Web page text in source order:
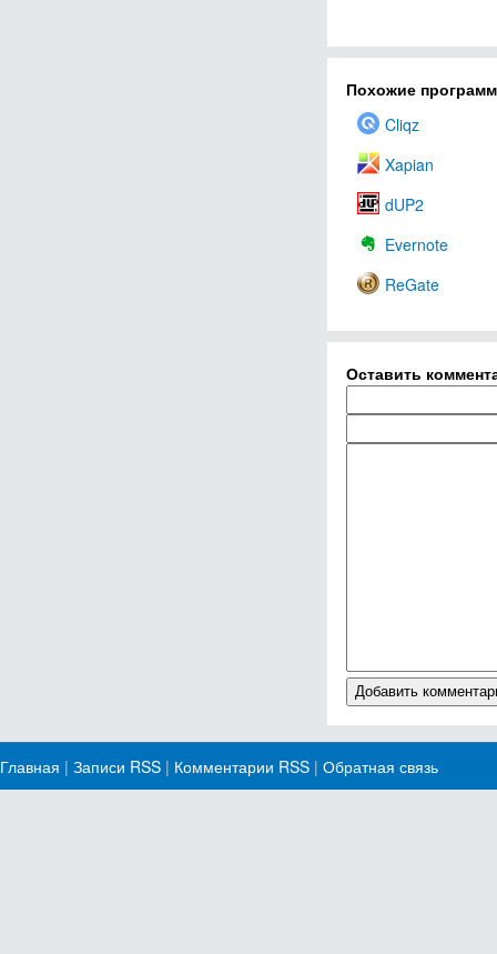
Похожие
Cliqz
Xapian
dUP2
Evernote
ReGate
Оставить
Главная | Записи RSS | Комментарии RSS | Обратная связь